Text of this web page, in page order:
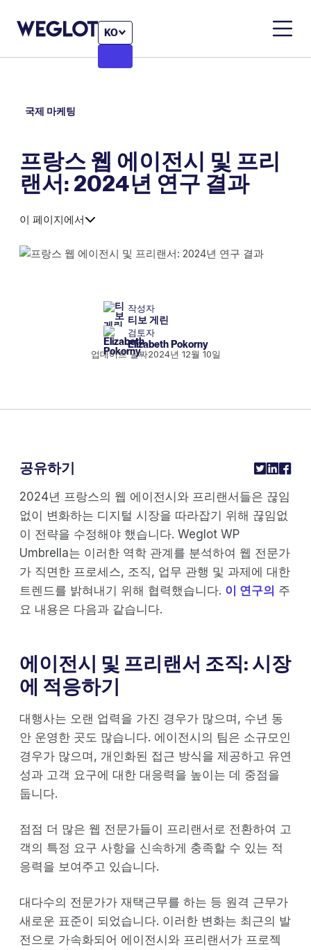
KO
국제 마케팅
프랑스 웹 에이전시 및 프리
랜서: 2024년 연구 결과
이 페이지에서
작성자
티보 게린
검토자
Elizabeth Pokorny
업데이트 날짜2024년 12월 10일
2024년 프랑스의 웹 에이전시와 프리랜서들은 끊임
없이 변화하는 디지털 시장을 따라잡기 위해 끊임없
이 전략을 수정해야 했습니다. Weglot WP
Umbrella는 이러한 역학 관계를 분석하여 웹 전문가
가 직면한 프로세스, 조직, 업무 관행 및 과제에 대한
트렌드를 밝혀내기 위해 협력했습니다. 이 연구의 주
요 내용은 다음과 같습니다.
에이전시 및 프리랜서 조직: 시장
에 적응하기
대행사는 오랜 업력을 가진 경우가 많으며, 수년 동
안 운영한 곳도 많습니다. 에이전시의 팀은 소규모인
경우가 많으며, 개인화된 접근 방식을 제공하고 유연
성과 고객 요구에 대한 대응력을 높이는 데 중점을
둡니다.
점점 더 많은 웹 전문가들이 프리랜서로 전환하여 고
객의 특정 요구 사항을 신속하게 충족할 수 있는 적
응력을 보여주고 있습니다.
대다수의 전문가가 재택근무를 하는 등 원격 근무가
새로운 표준이 되었습니다. 이러한 변화는 최근의 발
전으로 가속화되어 에이전시와 프리랜서가 프로젝
공유하기